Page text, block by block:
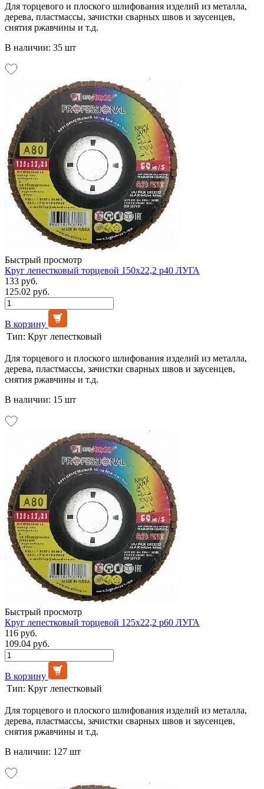
Для торцевого и плоского шлифования изделий из металла,
дерева, пластмассы, зачистки сварных швов и заусенцев,
снятия ржавчины и т.д.
В наличии: 35 шт
Быстрый просмотр
Круг лепестковый торцевой 150х22,2 р40 ЛУГА
133 руб.
125.02 руб.
В корзину
Тип: Круг лепестковый
Для торцевого и плоского шлифования изделий из металла,
дерева, пластмассы, зачистки сварных швов и заусенцев,
снятия ржавчины и т.д.
В наличии: 15 шт
Быстрый просмотр
Круг лепестковый торцевой 125х22,2 р60 ЛУГА
116 руб.
109.04 руб.
В корзину
Тип: Круг лепестковый
Для торцевого и плоского шлифования изделий из металла,
дерева, пластмассы, зачистки сварных швов и заусенцев,
снятия ржавчины и т.д.
В наличии: 127 шт